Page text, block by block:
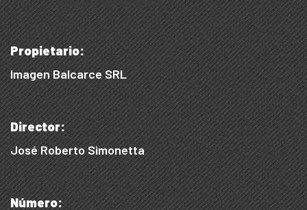
Propietario:
Imagen Balcarce SRL
Director:
José Roberto Simonetta
Número: